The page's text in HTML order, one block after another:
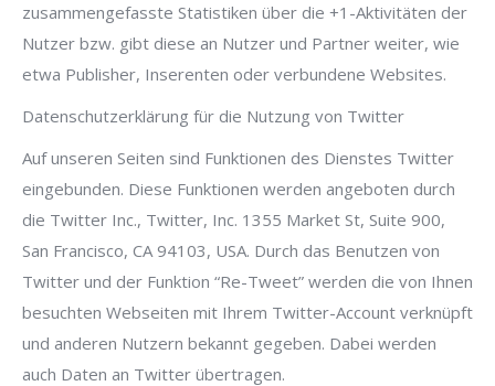
zusammengefasste Statistiken über die +1-Aktivitäten der
Nutzer bzw. gibt diese an Nutzer und Partner weiter, wie
etwa Publisher, Inserenten oder verbundene Websites.
Datenschutzerklärung für die Nutzung von Twitter
Auf unseren Seiten sind Funktionen des Dienstes Twitter
eingebunden. Diese Funktionen werden angeboten durch
die Twitter Inc., Twitter, Inc. 1355 Market St, Suite 900,
San Francisco, CA 94103, USA. Durch das Benutzen von
Twitter und der Funktion “Re-Tweet” werden die von Ihnen
besuchten Webseiten mit Ihrem Twitter-Account verknüpft
und anderen Nutzern bekannt gegeben. Dabei werden
auch Daten an Twitter übertragen.